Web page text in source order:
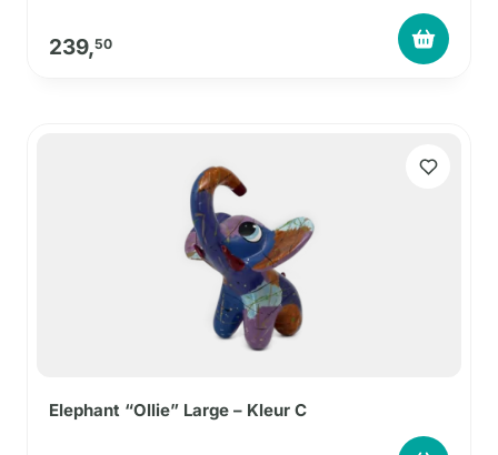
239,50
Elephant “Ollie” Large – Kleur C